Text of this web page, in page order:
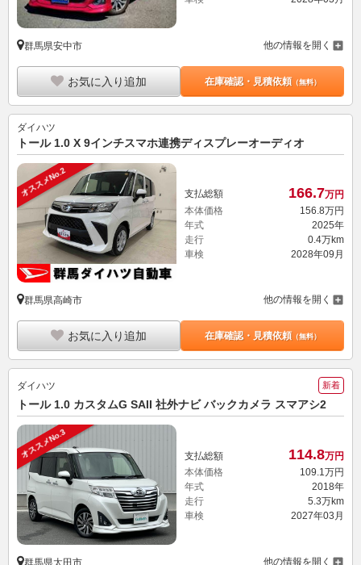
群馬県安中市 他の情報を開く
お気に入り追加 在庫確認・見積依頼（無料）
ダイハツ
トール 1.0 X 9インチスマホ連携ディスプレーオーディオ
オススメNo.2 支払総額 166.7万円
本体価格
156. 8万円
年式
2025年
走行
0.4万km
車検
2028年09月
群馬県高崎市 他の情報を開く
お気に入り追加 在庫確認・見積依頼（無料）
ダイハツ 新着
トール 1.0 カスタムG SAII 社外ナビ バックカメラ スマアシ2
オススメNo.3 支払総額 114.8万円
本体価格
109.1万円
年式
2018年
走行
5.3万km
車検
2027年03月
群馬県太田市 他の情報を開く